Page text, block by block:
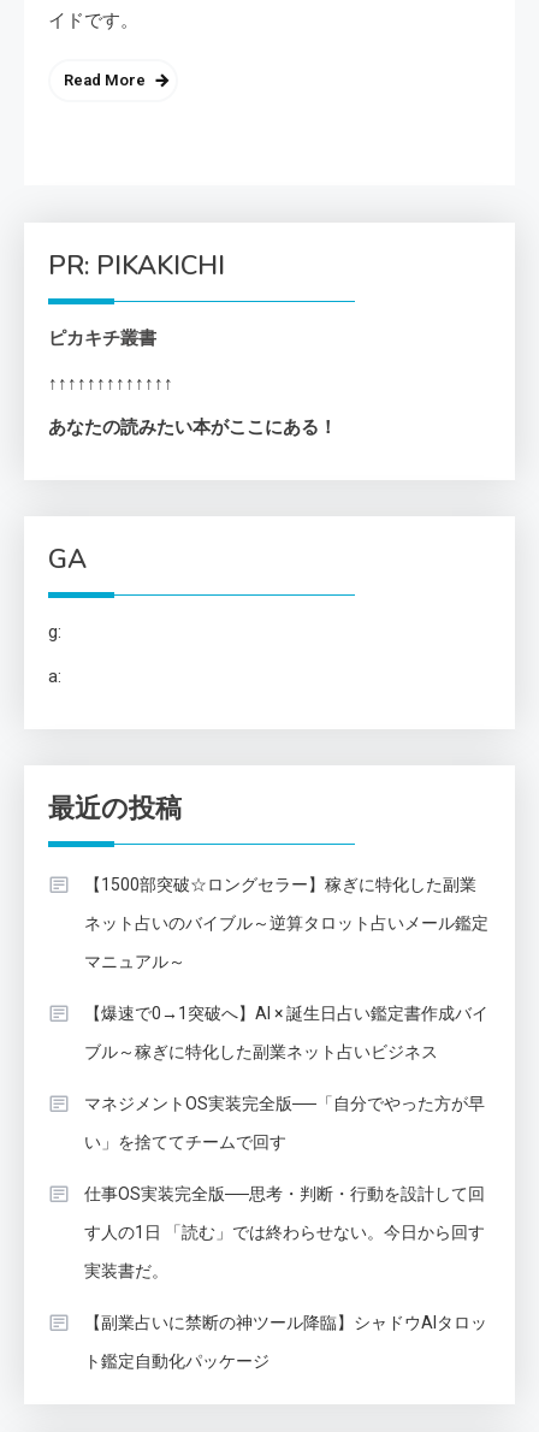
イドです。
Read More
PR: PIKAKICHI
ピカキチ叢書
↑↑↑↑↑↑↑↑↑↑↑↑↑
あなたの読みたい本がここにある！
GA
g:
a:
最近の投稿
【1500部突破☆ロングセラー】稼ぎに特化した副業
ネット占いのバイブル～逆算タロット占いメール鑑定
マニュアル～
【爆速で0→1突破へ】AI × 誕生日占い鑑定書作成バイ
ブル～稼ぎに特化した副業ネット占いビジネス
マネジメントOS実装完全版──「自分でやった方が早
い」を捨ててチームで回す
仕事OS実装完全版──思考・判断・行動を設計して回
す人の1日 「読む」では終わらせない。今日から回す
実装書だ。
【副業占いに禁断の神ツール降臨】シャドウAIタロッ
ト鑑定自動化パッケージ